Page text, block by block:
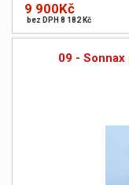
9 900Kč
bez DPH 8 182 Kč
09 -